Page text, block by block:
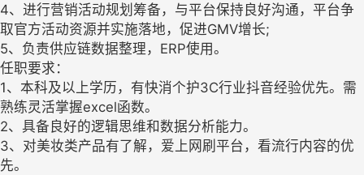
4、进行营销活动规划筹备，与平台保持良好沟通，平台争
取官方活动资源并实施落地，促进GMV增长;
5、负责供应链数据整理，ERP使用。
任职要求：
1、本科及以上学历，有快消个护3C行业抖音经验优先。需
熟练灵活掌握excel函数。
2、具备良好的逻辑思维和数据分析能力。
3、对美妆类产品有了解，爱上网刷平台，看流行内容的优
先。